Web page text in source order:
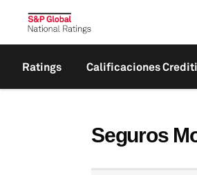
Ratings Calificaciones
Seguros